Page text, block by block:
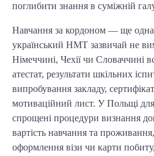
поглибити знання в суміжній
Навчання за кордоном — ще одна
український НМТ зазвичай не
Німеччині, Чехії чи Словаччині
атестат, результати шкільних
випробування закладу,
мотиваційний лист. У Польщі для
спрощені процедури визнання
вартість навчання та
оформлення візи чи карти